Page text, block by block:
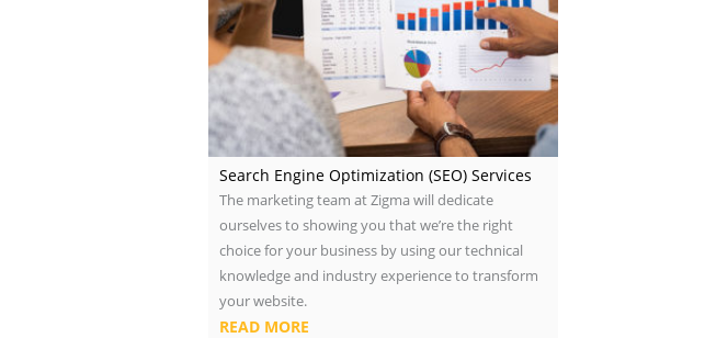
Search Engine Optimization (SEO) Services
The marketing team at Zigma will dedicate
ourselves to showing you that we’re the right
choice for your business by using our technical
knowledge and industry experience to transform
your website.
READ MORE